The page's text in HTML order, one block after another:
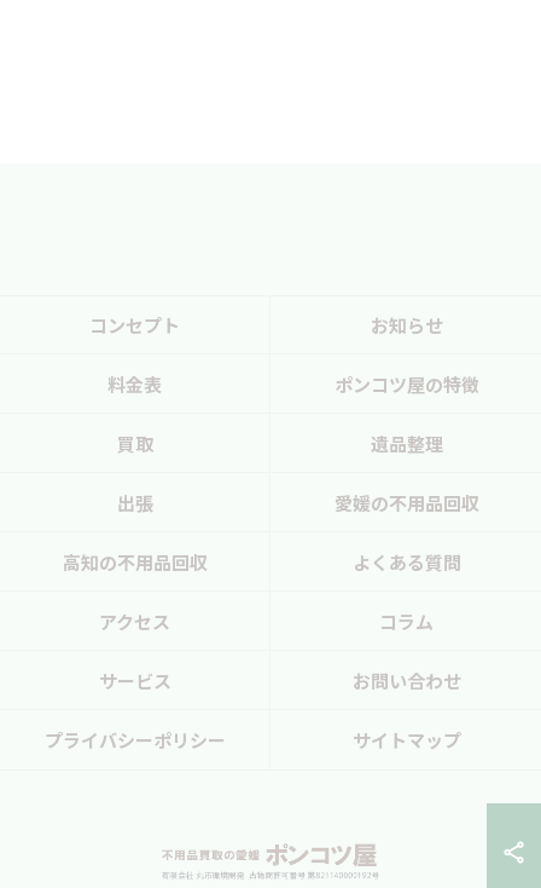
コンセプト お知らせ
料金表 ポンコツ屋の特徴
買取 遺品整理
出張 愛媛の不用品回収
高知の不用品回収 よくある質問
アクセス コラム
サービス お問い合わせ
プライバシーポリシー サイトマップ